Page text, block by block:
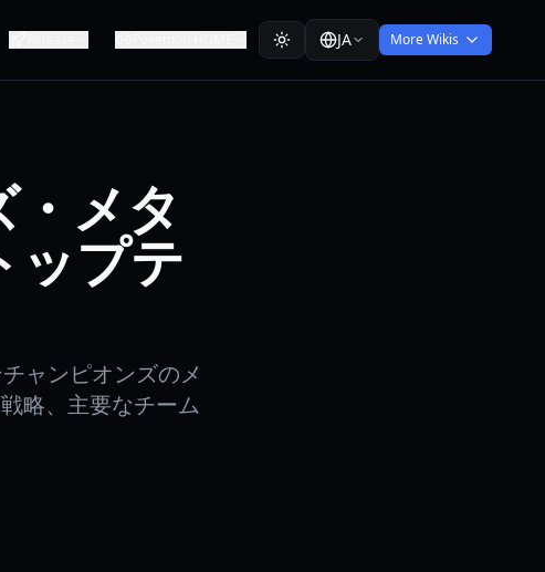
JA More Wikis
メタ
ップテ
ャンピオンズのメ
略、主要なチーム